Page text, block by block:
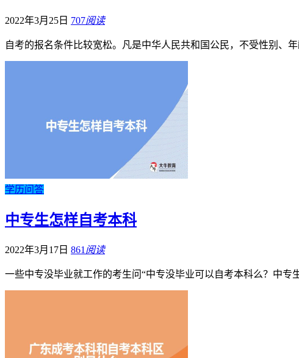
2022年3月25日 707阅读
自考的报名条件比较宽松。凡是中华人民共和国公民，不受性别
学历问答
中专生怎样自考本科
2022年3月17日 861 阅读
一些中专没毕业就工作的考生问“中专没毕业可以自考本科么？中